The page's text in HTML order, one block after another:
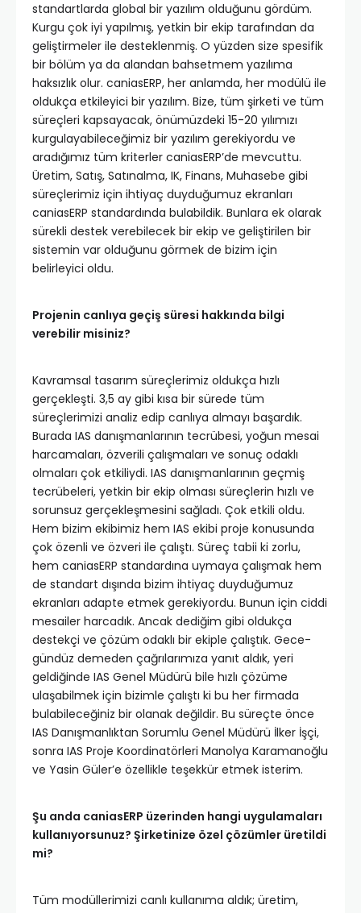
standartlarda global bir yazılım olduğunu gördüm.
Kurgu çok iyi yapılmış, yetkin bir ekip tarafından da
geliştirmeler ile desteklenmiş. O yüzden size spesifik
bir bölüm ya da alandan bahsetmem yazılıma
haksızlık olur. caniasERP, her anlamda, her modülü ile
oldukça etkileyici bir yazılım. Bize, tüm şirketi ve tüm
süreçleri kapsayacak, önümüzdeki 15-20 yılımızı
kurgulayabileceğimiz bir yazılım gerekiyordu ve
aradığımız tüm kriterler caniasERP’de mevcuttu.
Üretim, Satış, Satınalma, IK, Finans, Muhasebe gibi
süreçlerimiz için ihtiyaç duyduğumuz ekranları
caniasERP standardında bulabildik. Bunlara ek olarak
sürekli destek verebilecek bir ekip ve geliştirilen bir
sistemin var olduğunu görmek de bizim için
belirleyici oldu.
Projenin canlıya geçiş süresi hakkında bilgi
verebilir misiniz?
Kavramsal tasarım süreçlerimiz oldukça hızlı
gerçekleşti. 3,5 ay gibi kısa bir sürede tüm
süreçlerimizi analiz edip canlıya almayı başardık.
Burada IAS danışmanlarının tecrübesi, yoğun mesai
harcamaları, özverili çalışmaları ve sonuç odaklı
olmaları çok etkiliydi. IAS danışmanlarının geçmiş
tecrübeleri, yetkin bir ekip olması süreçlerin hızlı ve
sorunsuz gerçekleşmesini sağladı. Çok etkili oldu.
Hem bizim ekibimiz hem IAS ekibi proje konusunda
çok özenli ve özveri ile çalıştı. Süreç tabii ki zorlu,
hem caniasERP standardına uymaya çalışmak hem
de standart dışında bizim ihtiyaç duyduğumuz
ekranları adapte etmek gerekiyordu. Bunun için ciddi
mesailer harcadık. Ancak dediğim gibi oldukça
destekçi ve çözüm odaklı bir ekiple çalıştık. Gece-
gündüz demeden çağrılarımıza yanıt aldık, yeri
geldiğinde IAS Genel Müdürü bile hızlı çözüme
ulaşabilmek için bizimle çalıştı ki bu her firmada
bulabileceğiniz bir olanak değildir. Bu süreçte önce
IAS Danışmanlıktan Sorumlu Genel Müdürü İlker İşçi,
sonra IAS Proje Koordinatörleri Manolya Karamanoğlu
ve Yasin Güler’e özellikle teşekkür etmek isterim.
Şu anda caniasERP üzerinden hangi uygulamaları
kullanıyorsunuz? Şirketinize özel çözümler üretildi
mi?
Tüm modüllerimizi canlı kullanıma aldık; üretim,